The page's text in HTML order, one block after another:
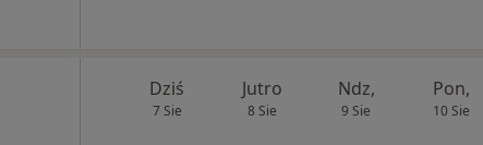
Dziś
7 Sie
Jutro
8 Sie
Ndz,
9 Sie
Pon,
10 Sie